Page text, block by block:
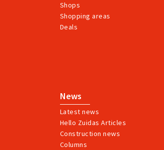
Shops
Shopping areas
Deals
News
Latest news
Hello Zuidas Articles
Construction news
Columns